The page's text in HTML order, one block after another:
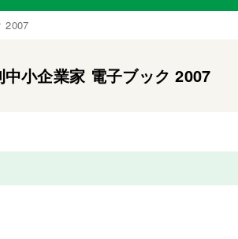
2007
中小企業家 電子ブック 2007